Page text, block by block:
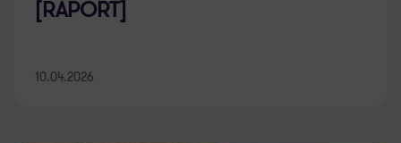
[RAPORT]
10.04.2026